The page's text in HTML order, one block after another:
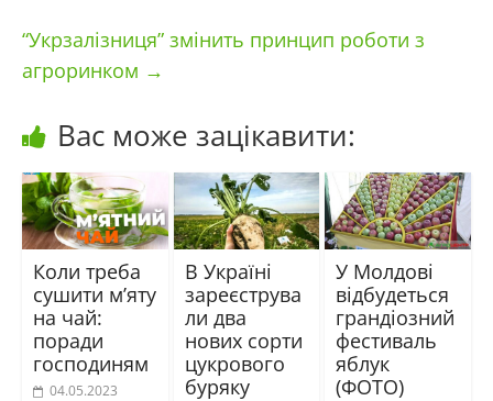
“Укрзалізниця” змінить принцип роботи з
агроринком →
Вас може зацікавити:
Коли треба
сушити м’яту
на чай:
поради
господиням
04.05.2023
В Україні
зареєструва
ли два
нових сорти
цукрового
буряку
У Молдові
відбудеться
грандіозний
фестиваль
яблук
(ФОТО)